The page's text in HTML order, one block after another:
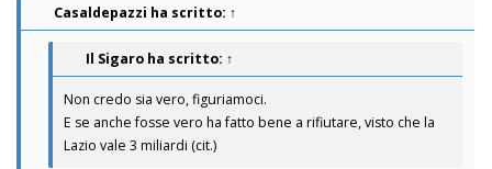
Casaldepazzi ha scritto: ↑
Il Sigaro ha scritto: ↑
Non credo sia vero, figuriamoci.
E se anche fosse vero ha fatto bene a rifiutare, visto che la
Lazio vale 3 miliardi (cit.)